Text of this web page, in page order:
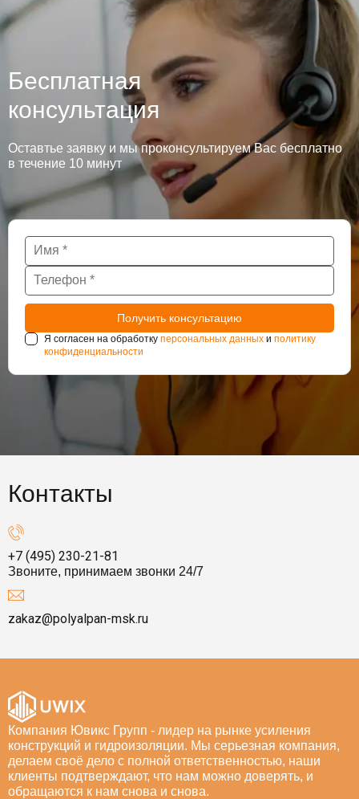
Бесплатная
консультация
Оставтье заявку и мы проконсультируем Вас бесплатно
в течение 10 минут
Я согласен на обработку персональных данных и политику
конфиденциальности
Контакты
+7 (495) 230-21-81
Звоните, принимаем звонки 24/7
zakaz@polyalpan-msk.ru
Компания Ювикс Групп - лидер на рынке усиления
конструкций и гидроизоляции. Мы серьезная компания,
делаем своё дело с полной ответственностью, наши
клиенты подтверждают, что нам можно доверять, и
обращаются к нам снова и снова.